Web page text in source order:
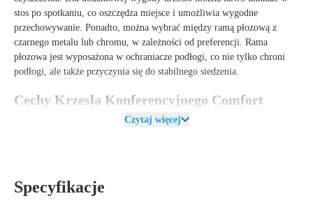
stos po spotkaniu, co oszczędza miejsce i umożliwia wygodne
przechowywanie. Ponadto, można wybrać między ramą płozową z
czarnego metalu lub chromu, w zależności od preferencji. Rama
płozowa jest wyposażona w ochraniacze podłogi, co nie tylko chroni
podłogi, ale także przyczynia się do stabilnego siedzenia.
Cechy Krzesła Konferencyjnego Comfort
Krzesło Konferencyjne Comfort to idealny wybór do każdej sali
dłuższych spotkań. Plastikowe podłokietniki są nie tylko praktyczne, ale
również łatwe w utrzymaniu.
Czytaj więcej
Specyfikacje